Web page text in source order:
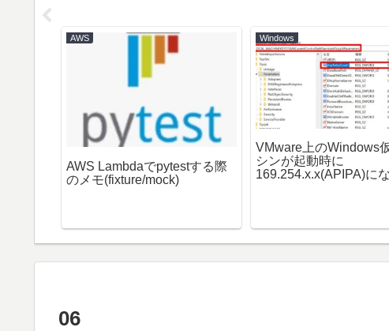
AWS
AWS Lambdaでpytestする際
のメモ(fixture/mock)
Windows
VMware上のWindows
シンが起動時に
169.254.x.x(APIPA)に
06